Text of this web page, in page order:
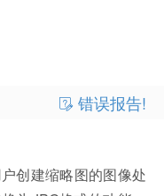
错误报告!
创建缩略图的图像处